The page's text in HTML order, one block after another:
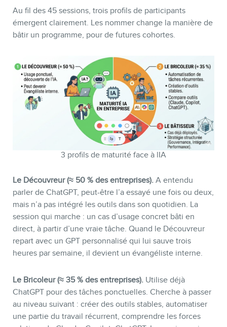
INFOLETTRE
Au fil des 45 sessions, trois profils de participants
émergent clairement. Les nommer change la manière de
bâtir un programme, pour de futures cohortes.
3 profils de maturité face à lIA
Le Découvreur (≈ 50 % des entreprises). A entendu
parler de ChatGPT, peut-être l’a essayé une fois ou deux,
mais n’a pas intégré les outils dans son quotidien. La
session qui marche : un cas d’usage concret bâti en
direct, à partir d’une vraie tâche. Quand le Découvreur
repart avec un GPT personnalisé qui lui sauve trois
heures par semaine, il devient un évangéliste interne.
Le Bricoleur (≈ 35 % des entreprises). Utilise déjà
ChatGPT pour des tâches ponctuelles. Cherche à passer
au niveau suivant : créer des outils stables, automatiser
une partie du travail récurrent, comprendre les forces